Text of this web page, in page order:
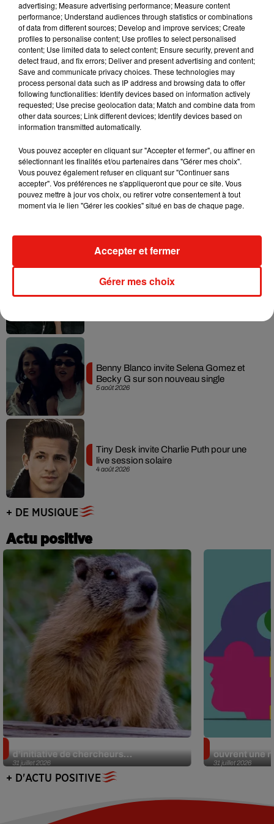
7 août 2026
Julien Lieb s’essaye à la vie de chatelain
dans son nouveau clip
Madonna sort enfin le remix de « Love
Sensation » avec Kylie Minogue
Tayc et Didi B dévoilent le single le plus
Angèle et Amélie Lens dévoilent leur
collaboration tant attendue
5 août 2026
Benny Blanco invite Selena Gomez et
Becky G sur son nouveau single
4 août 2026
Tiny Desk invite Charlie Puth pour une
live session solaire
+ DE MUSIQUE
Actu positive
31 juillet 2026
d’initiative de chercheurs...
31 juillet 2026
ouvrent une
+ D'ACTU POSITIVE
advertising; Measure advertising performance; Measure content
performance; Understand audiences through statistics or combinations
of data from different sources; Develop and improve services; Create
profiles to personalise content; Use profiles to select personalised
content; Use limited data to select content; Ensure security, prevent and
detect fraud, and fix errors; Deliver and present advertising and content;
Save and communicate privacy choices. These technologies may
process personal data such as IP address and browsing data to offer
following functionalities: Identify devices based on information actively
requested; Use precise geolocation data; Match and combine data from
other data sources; Link different devices; Identify devices based on
information transmitted automatically.
Vous pouvez accepter en cliquant sur "Accepter et fermer", ou affiner en
sélectionnant les finalités et/ou partenaires dans "Gérer mes choix".
Vous pouvez également refuser en cliquant sur "Continuer sans
accepter". Vos préférences ne s'appliqueront que pour ce site. Vous
pouvez mettre à jour vos choix, ou retirer votre consentement à tout
moment via le lien "Gérer les cookies" situé en bas de chaque page.
Gérer mes choix
Accepter et fermer